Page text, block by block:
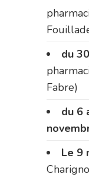
du
Fabre)
du 6
Le 9